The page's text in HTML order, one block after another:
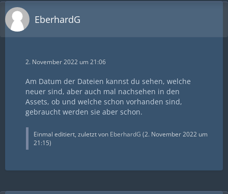
EberhardG
2. November 2022 um 21:06
Am Datum der Dateien kannst du sehen, welche
neuer sind, aber auch mal nachsehen in den
Assets, ob und welche schon vorhanden sind,
gebraucht werden sie aber schon.
Einmal editiert, zuletzt von EberhardG (2. November 2022 um
21:15)